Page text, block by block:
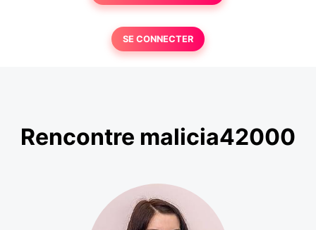
SE CONNECTER
Rencontre malicia42000